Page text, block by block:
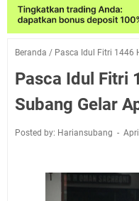
Beranda / Pasca Idul Fitri 1446
Pasca Idul Fitri
Subang Gelar
Posted by: Hariansubang